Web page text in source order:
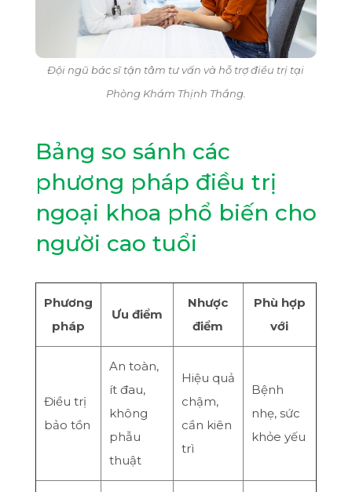
Đội ngũ bác sĩ tận tâm tư vấn và hỗ trợ điều trị tại
Phòng Khám Thịnh Thắng.
Bảng so sánh các
phương pháp điều trị
ngoại khoa phổ biến cho
người cao tuổi
Phương
pháp
Ưu điểm
Nhược
điểm
Phù hợp
với
Điều trị
bảo tồn
An toàn,
ít đau,
không
phẫu
thuật
Hiệu quả
chậm,
cần kiên
trì
Bệnh
nhẹ, sức
khỏe yếu